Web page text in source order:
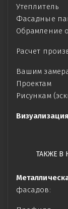
Утеплитель
Фасадные
Обрамление
Расчет
Вашим
Проектам
Рисункам
ТАКЖЕ В
фасадов: